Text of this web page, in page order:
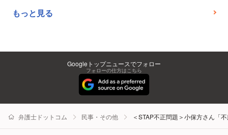
もっと見る
Googleトップニュースでフォロー
フォローの仕方はこちら
弁護士ドットコム 民事・その他 ＜STAP不正問題＞小保方さん「